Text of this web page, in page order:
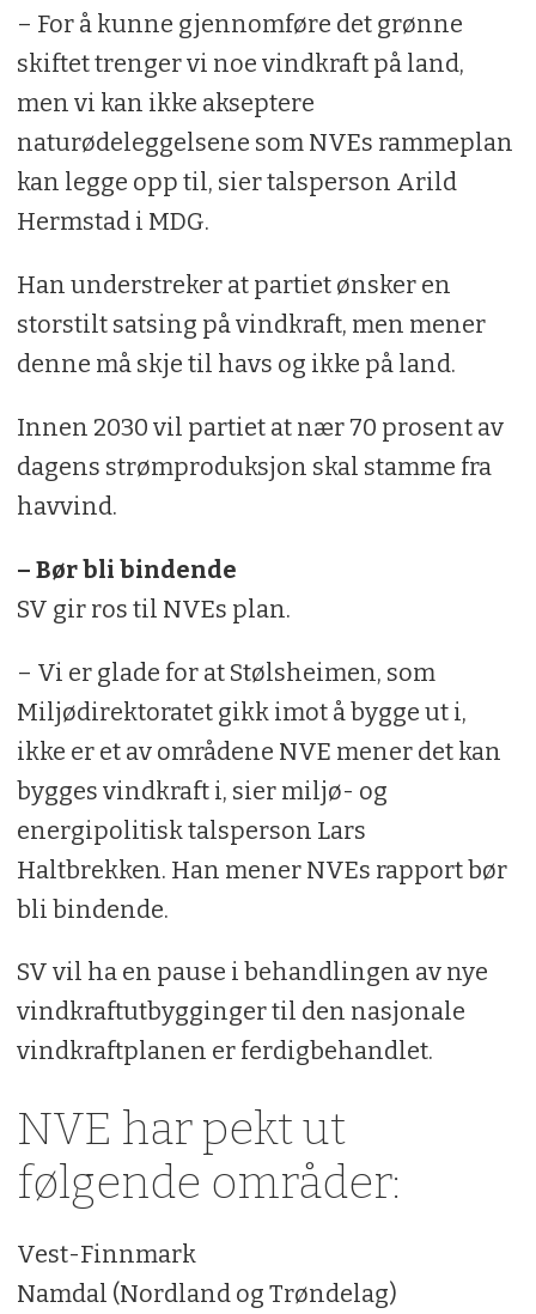
– For å kunne gjennomføre det grønne
skiftet trenger vi noe vindkraft på land,
men vi kan ikke akseptere
naturødeleggelsene som NVEs rammeplan
kan legge opp til, sier talsperson Arild
Hermstad i MDG.
Han understreker at partiet ønsker en
storstilt satsing på vindkraft, men mener
denne må skje til havs og ikke på land.
Innen 2030 vil partiet at nær 70 prosent av
dagens strømproduksjon skal stamme fra
havvind.
– Bør bli bindende
SV gir ros til NVEs plan.
– Vi er glade for at Stølsheimen, som
Miljødirektoratet gikk imot å bygge ut i,
ikke er et av områdene NVE mener det kan
bygges vindkraft i, sier miljø- og
energipolitisk talsperson Lars
Haltbrekken. Han mener NVEs rapport bør
bli bindende.
SV vil ha en pause i behandlingen av nye
vindkraftutbygginger til den nasjonale
vindkraftplanen er ferdigbehandlet.
NVE har pekt ut
følgende områder:
Vest-Finnmark
Namdal (Nordland og Trøndelag)